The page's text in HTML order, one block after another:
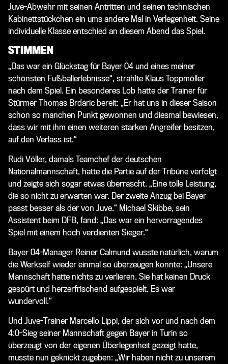
Juve-Abwehr mit seinen Antritten und seinen technischen
Kabinettstückchen ein ums andere Mal in Verlegenheit. Seine
individuelle Klasse entschied an diesem Abend das Spiel.
STIMMEN
„Das war ein Glückstag für Bayer 04 und eines meiner
schönsten Fußballerlebnisse“, strahlte Klaus Toppmöller
nach dem Spiel. Ein besonderes Lob hatte der Trainer für
Stürmer Thomas Brdaric bereit: „Er hat uns in dieser Saison
schon so manchen Punkt gewonnen und diesmal bewiesen,
dass wir mit ihm einen weiteren starken Angreifer besitzen,
auf den Verlass ist.“
Rudi Völler, damals Teamchef der deutschen
Nationalmannschaft, hatte die Partie auf der Tribüne verfolgt
und zeigte sich sogar etwas überrascht. „Eine tolle Leistung,
die so nicht zu erwarten war. Der zweite Anzug bei Bayer
passt besser als der von Juve.“ Michael Skibbe, sein
Assistent beim DFB, fand: „Das war ein hervorragendes
Spiel mit einem hoch verdienten Sieger.“
Bayer 04-Manager Reiner Calmund wusste natürlich, warum
die Werkself wieder einmal so überzeugen konnte: „Unsere
Mannschaft hatte nichts zu verlieren. Sie hat keinen Druck
gespürt und herzerfrischend aufgespielt. Es war
wundervoll.“
Und Juve-Trainer Marcello Lippi, der sich vor und nach dem
4:0-Sieg seiner Mannschaft gegen Bayer in Turin so
überzeugt von der eigenen Überlegenheit gezeigt hatte,
musste nun geknickt zugeben: „Wir haben nicht zu unserem